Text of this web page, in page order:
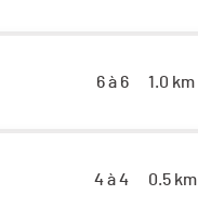
6 à 6 1.0 km
4 à 4 0.5 km